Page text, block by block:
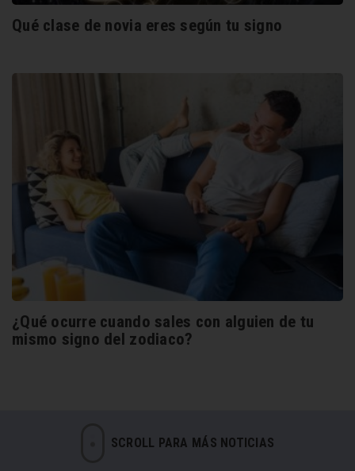
SCROLL PARA MÁS NOTICIAS
Qué clase de novia eres según tu signo
¿Qué ocurre cuando sales con alguien de tu
mismo signo del zodiaco?